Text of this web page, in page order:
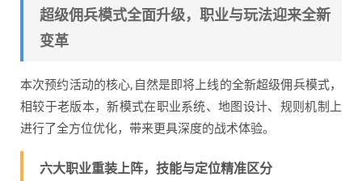
超级佣兵模式全面升级，职业与玩法迎来全新
变革
本次预约活动的核心,自然是即将上线的全新超级佣兵模式，
相较于老版本，新模式在职业系统、地图设计、规则机制上
进行了全方位优化，带来更具深度的战术体验。
六大职业重装上阵，技能与定位精准区分